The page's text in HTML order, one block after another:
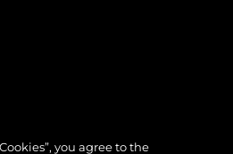
you agree to the